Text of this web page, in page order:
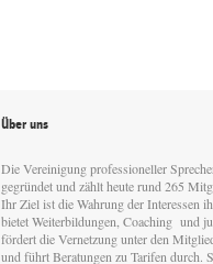
Über uns
Die Vereinigung professioneller
gegründet und zählt heute rund 265
Ihr Ziel ist die Wahrung der Interessen
bietet Weiterbildungen, Coaching und
fördert die Vernetzung unter den
und führt Beratungen zu Tarifen durch.